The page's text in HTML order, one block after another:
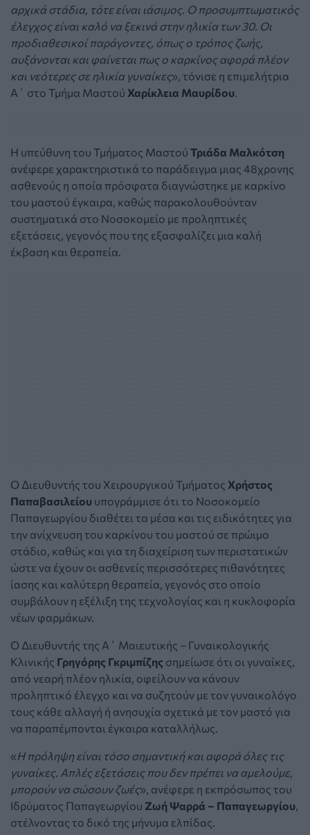
αρχικά στάδια, τότε είναι ιάσιμος. Ο προσυμπτωματικός
έλεγχος είναι καλό να ξεκινά στην ηλικία των 30. Οι
προδιαθεσικοί παράγοντες, όπως ο τρόπος ζωής,
αυξάνονται και φαίνεται πως ο καρκίνος αφορά πλέον
και νεότερες σε ηλικία γυναίκες», τόνισε η επιμελήτρια
Α΄ στο Τμήμα Μαστού Χαρίκλεια Μαυρίδου
Η υπεύθυνη του Τμήματος Μαστού Τριάδα Μαλκότση
ανέφερε χαρακτηριστικά το παράδειγμα μιας 48χρονης
ασθενούς η οποία πρόσφατα διαγνώστηκε με καρκίνο
του μαστού έγκαιρα, καθώς παρακολουθούνταν
συστηματικά στο Νοσοκομείο με προληπτικές
εξετάσεις, γεγονός που της εξασφαλίζει μια καλή
έκβαση και θεραπεία.
Ο Διευθυντής του Χειρουργικού Τμήματος Χρήστος
Παπαβασιλείου υπογράμμισε ότι το Νοσοκομείο
Παπαγεωργίου διαθέτει τα μέσα και τις ειδικότητες για
την ανίχνευση του καρκίνου του μαστού σε πρώιμο
στάδιο, καθώς και για τη διαχείριση των περιστατικών
ώστε να έχουν οι ασθενείς περισσότερες πιθανότητες
ίασης και καλύτερη θεραπεία, γεγονός στο οποίο
συμβάλουν η εξέλιξη της τεχνολογίας και η κυκλοφορία
νέων φαρμάκων.
Ο Διευθυντής της Α΄ Μαιευτικής – Γυναικολογικής
Κλινικής Γρηγόρης Γκριμπίζης σημείωσε ότι οι γυναίκες,
από νεαρή πλέον ηλικία, οφείλουν να κάνουν
προληπτικό έλεγχο και να συζητούν με τον γυναικολόγο
τους κάθε αλλαγή ή ανησυχία σχετικά με τον μαστό για
να παραπέμπονται έγκαιρα καταλλήλως.
«Η πρόληψη είναι τόσο σημαντική και αφορά όλες τις
γυναίκες. Απλές εξετάσεις που δεν πρέπει να αμελούμε,
μπορούν να σώσουν ζωές», ανέφερε η εκπρόσωπος του
Ιδρύματος Παπαγεωργίου Ζωή Ψαρρά – Παπαγεωργίου
στέλνοντας το δικό της μήνυμα ελπίδας.